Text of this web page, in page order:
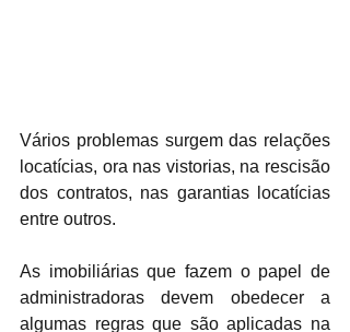
Vários problemas surgem das relações
locatícias, ora nas vistorias, na rescisão
dos contratos, nas garantias locatícias
entre outros.
As imobiliárias que fazem o papel de
administradoras devem obedecer a
algumas regras que são aplicadas na